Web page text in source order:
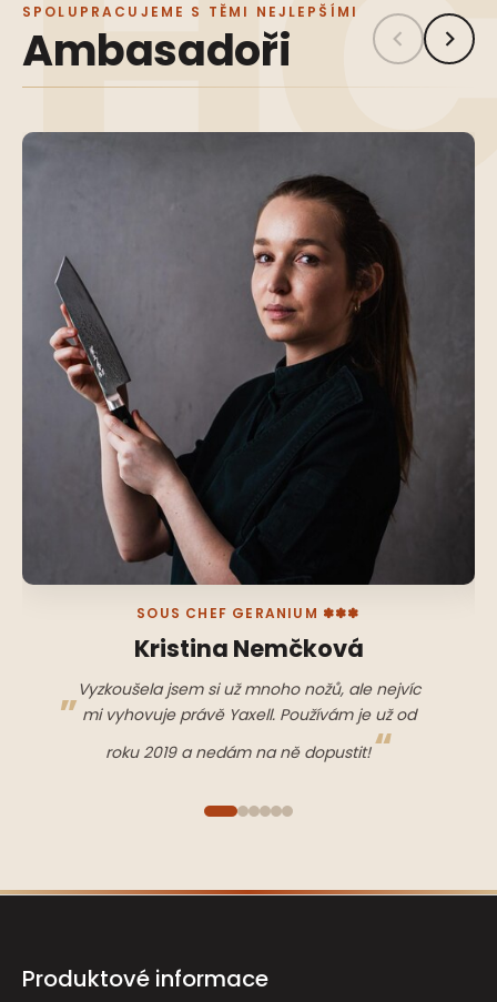
SPOLUPRACUJEME S TĚMI NEJLEPŠÍMI
Ambasadoři
SOUS CHEF GERANIUM ✽✽✽
Kristina Nemčková
Vyzkoušela jsem si už mnoho nožů, ale nejvíc
mi vyhovuje právě Yaxell. Používám je už od
roku 2019 a nedám na ně dopustit!
Z
Produktové informace